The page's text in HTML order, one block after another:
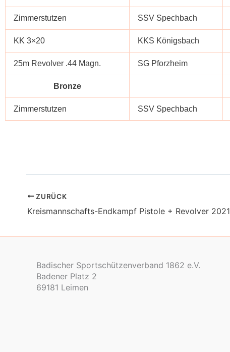
Zimmerstutzen SSV Spechbach
KK 3×20 KKS Königsbach
25m Revolver .44 Magn. SG Pforzheim
Bronze
Zimmerstutzen SSV Spechbach
ZURÜCK
Kreismannschafts-Endkampf Pistole + Revolver 2021
Badischer Sportschützenverband 1862 e.V.
Badener Platz 2
69181 Leimen